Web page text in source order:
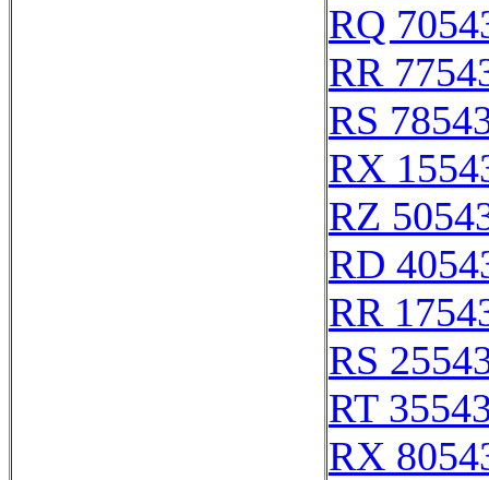
RQ
RR
RS
RX
RZ
RD
RR
RS
RT
RX